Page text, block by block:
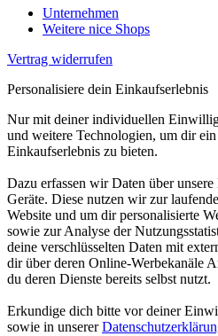
Unternehmen
Weitere nice Shops
Vertrag widerrufen
Personalisiere dein Einkaufserlebnis
Nur mit deiner individuellen
und weitere Technologien, um dir ein
Einkaufserlebnis zu bieten.
Dazu erfassen wir Daten über
Geräte. Diese nutzen wir zur
Website und um dir personalisierte
sowie zur Analyse der
deine verschlüsselten Daten mit
dir über deren Online-Werbekanäle
du deren Dienste bereits selbst nutzt.
Erkundige dich bitte vor deiner
sowie in unserer